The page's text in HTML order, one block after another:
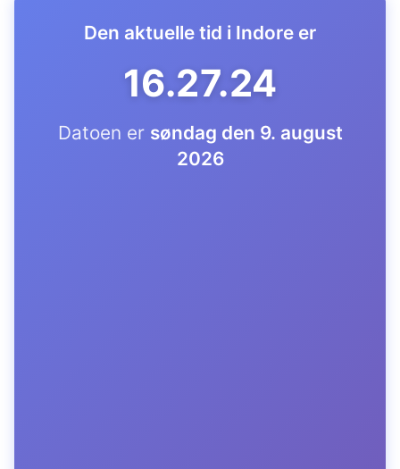
Den aktuelle tid i Indore er
16.27.25
Datoen er søndag den 9. august
2026